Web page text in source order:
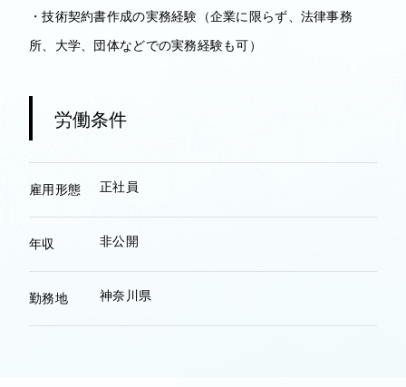
・技術契約書作成の実務経験（企業に限らず、法律事務
所、大学、団体などでの実務経験も可）
労働条件
雇用形態 正社員
年収 非公開
勤務地 神奈川県